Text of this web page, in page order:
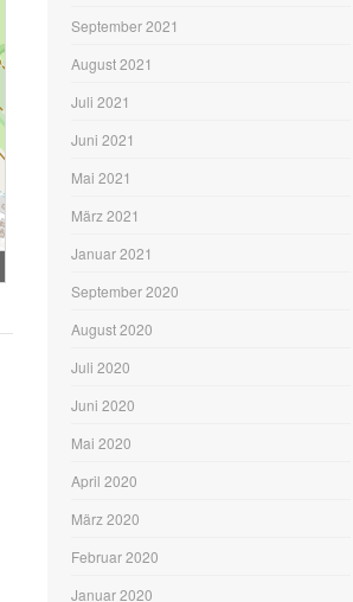
September 2021
August 2021
Juli 2021
Juni 2021
Mai 2021
März 2021
Januar 2021
September 2020
August 2020
Juli 2020
Juni 2020
Mai 2020
April 2020
März 2020
Februar 2020
Januar 2020